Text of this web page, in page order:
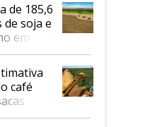
de 185,6
de soja e
em
café